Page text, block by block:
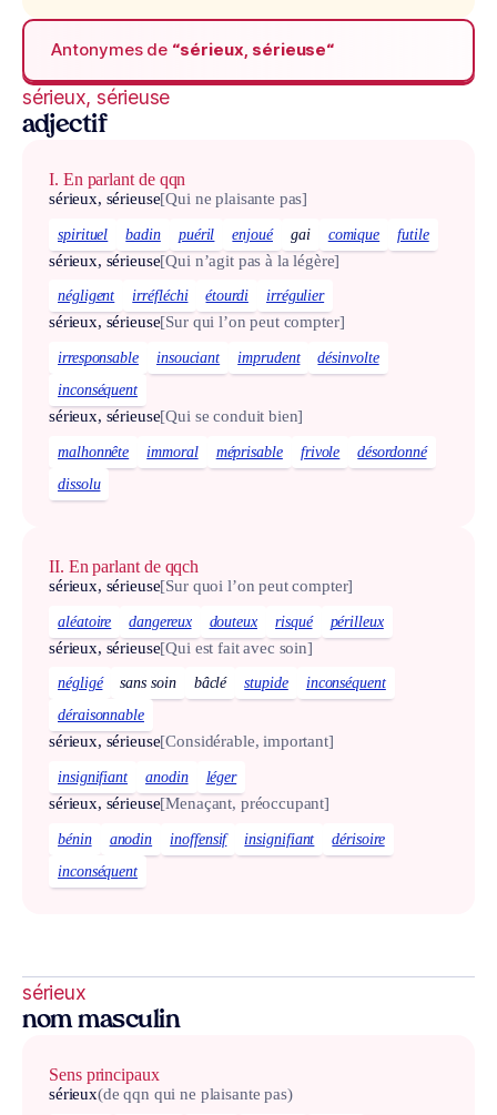
Antonymes de “sérieux, sérieuse“
sérieux, sérieuse
adjectif
I. En parlant de qqn
sérieux, sérieuse[Qui ne plaisante pas]
spirituel badin puéril enjoué gai comique futile
sérieux, sérieuse[Qui n’agit pas à la légère]
négligent irréfléchi étourdi irrégulier
sérieux, sérieuse[Sur qui l’on peut compter]
irresponsable insouciant imprudent
désinvolte
inconséquent
sérieux, sérieuse[Qui se conduit bien]
malhonnête immoral méprisable frivole
désordonné
dissolu
II. En parlant de qqch
sérieux, sérieuse[Sur quoi l’on peut compter]
aléatoire dangereux douteux risqué périlleux
sérieux, sérieuse[Qui est fait avec soin]
négligé sans soin bâclé stupide
inconséquent
déraisonnable
sérieux, sérieuse[Considérable, important]
insignifiant anodin léger
sérieux, sérieuse[Menaçant, préoccupant]
bénin anodin inoffensif insignifiant
dérisoire
inconséquent
sérieux
nom masculin
Sens principaux
sérieux(de qqn qui ne plaisante pas)